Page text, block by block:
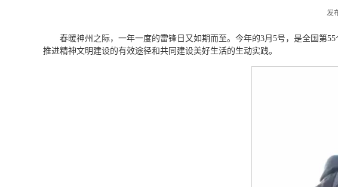
发
春暖神州之际，一年一度的雷锋日又如期而至。今年的3月5号，是全国第
推进精神文明建设的有效途径和共同建设美好生活的生动实践。